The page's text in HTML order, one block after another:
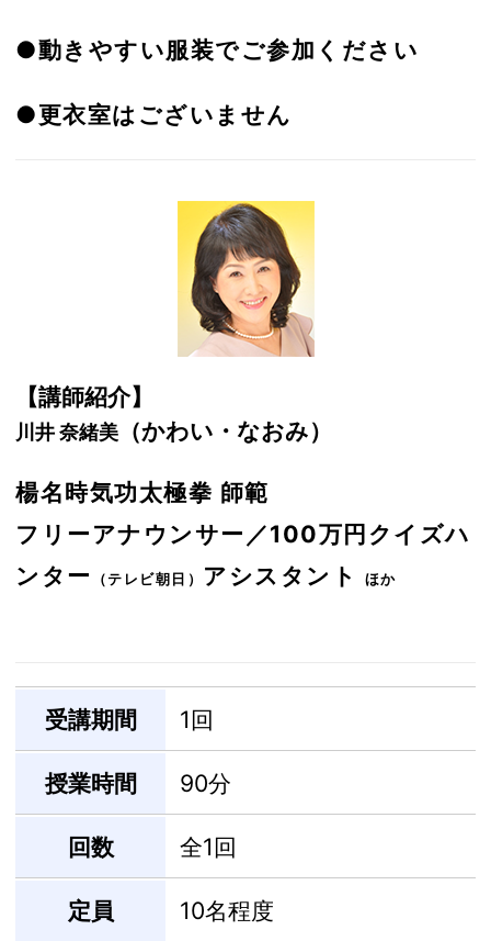
●動きやすい服装でご参加ください
●更衣室はございません
【講師紹介】
川井 奈緒美 （かわい・なおみ）
楊名時気功太極拳 師範
フリーアナウンサー／100万円クイズハ
ンター
（テレビ朝日） アシスタント ほか
受講期間 1回
授業時間 90分
回数 全1回
定員 10名程度